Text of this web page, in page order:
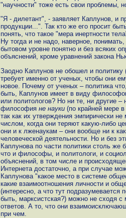
"научности" тоже есть свои проблемы,
"Я - дилетант", - заявляет Каплунов, и
продукции...". Так кто же его просит
понять, что такое "мера инертности
Ну тогда и не надо, наверное,
бытовом уровне понятно и без всяких
объяснений, кроме уравнений закона
Заодно Каплунов не обошел и
требует именно от ученых, чтобы они
новое. Почему от ученых – политика
быть, Каплунов имеет в виду
или политологов? Но ни те, ни другие –
философия не науки (по крайней мере
так как их утверждения эмпирически
числом, когда они теряют какую-либо
они и к лженаукам – они вообще ни к
человеческой деятельности. Но и без
Каплунова по части политики столь же
что и философы, и политологи, и
объяснений, в том числе и
Интернета достаточно, а при случае
Каплунова "какое место в системе
какие взаимоотношения личности и
(интересно, а что тут
быть, марксистская?) можно не сходя
ответов. А то, что они
при чем.